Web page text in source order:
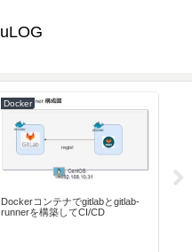
Docker
Dockerコンテナでgitlabとgitlab-
runnerを構築してCI/CD